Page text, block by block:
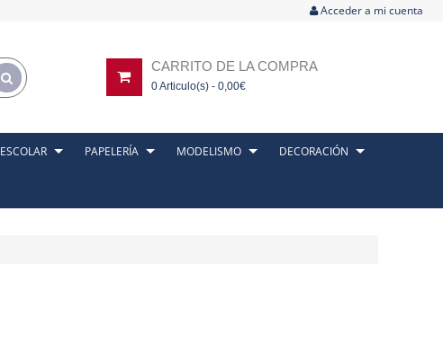
Acceder a mi cuenta
CARRITO DE LA COMPRA
0Articulo(s) - 0,00€
ESCOLAR PAPELERÍA MODELISMO DECORACIÓN